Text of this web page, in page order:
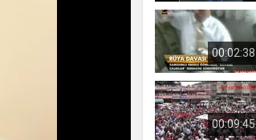
ve web-sitesinin güvenli alanlarına
web-sitesinin daha kullanışlı hale
sitesi bu çerezler olmadan doğru bir
Süresi Türü
10 yıl
00:02:38
00:09:45